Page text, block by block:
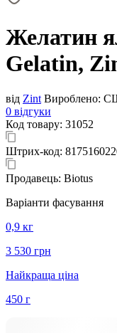
Желатин
Gelatin,
від Zint Вироблено:
0 відгуки
Код товару: 31052
Штрих-код:
Продавець: Biotus
Варіанти фасування
0,9 кг
3 530 грн
Найкраща ціна
450 г